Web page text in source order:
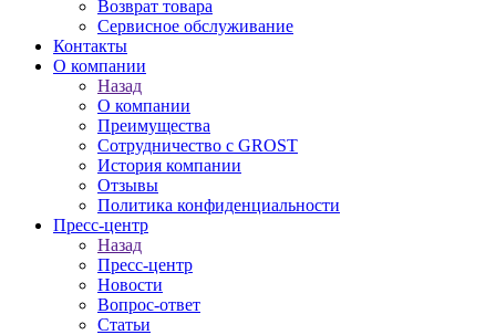
Возврат товара
Сервисное обслуживание
Контакты
О компании
Назад
О компании
Преимущества
Сотрудничество с GROST
История компании
Отзывы
Политика конфиденциальности
Пресс-центр
Назад
Пресс-центр
Новости
Вопрос-ответ
Статьи